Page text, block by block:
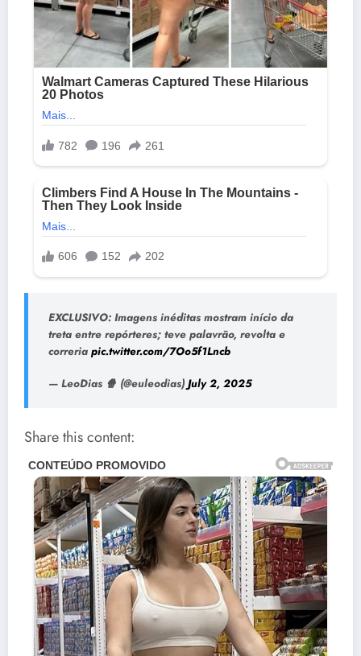
EXCLUSIVO: Imagens inéditas mostram início da
treta entre repórteres; teve palavrão, revolta e
correria pic.twitter.com/7Oo5f1Lncb
— LeoDias 🍿 (@euleodias) July 2, 2025
Share this content: